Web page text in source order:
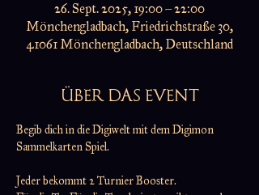
26. Sept. 2025, 19:00 – 22:00
Mönchengladbach, Friedrichstraße 30,
41061 Mönchengladbach, Deutschland
ÜBER DAS EVENT
Begib dich in die Digiwelt mit dem Digimon
Sammelkarten Spiel.
Jeder bekommt 2 Turnier Booster.